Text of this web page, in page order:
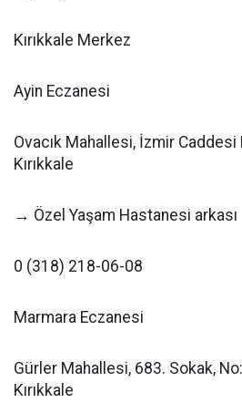
Kırıkkale Merkez
Ayin Eczanesi
Ovacık Mahallesi, İzmir
Kırıkkale
→ Özel Yaşam Hastanesi arkası
0 (318) 218-06-08
Marmara Eczanesi
Gürler Mahallesi, 683. Sokak,
Kırıkkale